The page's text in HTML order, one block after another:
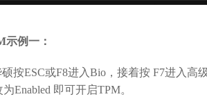
例一：
ESC或F8进入Bio，接着按 F7进入高
Enabled 即可开启TPM。